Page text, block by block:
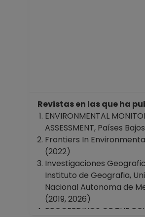
Revistas en las que ha
ENVIRONMENTAL
ASSESSMENT, Países
Frontiers In
(2022)
Investigaciones
Instituto de Geografia,
Nacional Autonoma de
(2019, 2026)
PROCEEDINGS OF THE